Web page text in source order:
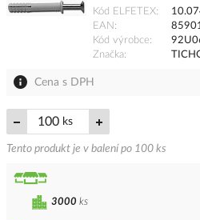
Kód ELFETEX
EAN
Kód výrobce
Značka
Cena s DPH
ks
Tento produkt je v balení po 100 ks
3000 ks